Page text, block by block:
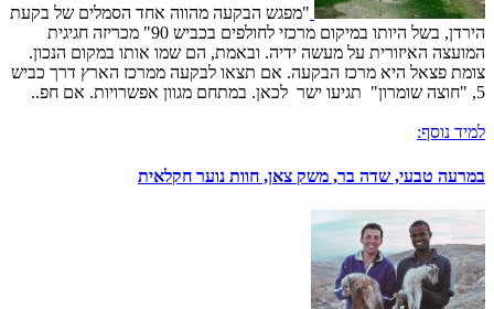
"מפגש הבקעה מהווה אחד הסמלים של בקעת
הירדן, בשל היותו במיקום מרכזי לחולפים בכביש 90" מכריזה חגיגית
המועצה האיזורית על מעשה ידיה. ובאמת, הם שמו אותו במקום הנכון.
צומת פצאל היא מרכז הבקעה. אם תצאו לבקעה ממרכז הארץ דרך כביש
5, "חוצה שומרון" תגיעו ישר לכאן. במתחם מגוון אפשרויות. אם חפ..
למיד נוסף:
במרעה טבעי, שדה בר, משק צאן, חוות נוער חקלאית